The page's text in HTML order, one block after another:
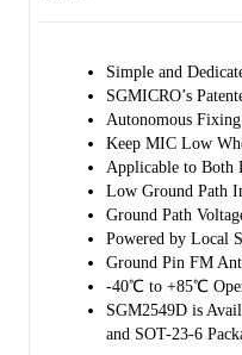
Simple and
SGMICRO’s
Autonomous
Keep MIC Low
Applicable to Both
Low Ground Path
Ground Path
Powered by Local
Ground Pin FM
-40℃ to +85℃
SGM2549D is
and SOT-23-6